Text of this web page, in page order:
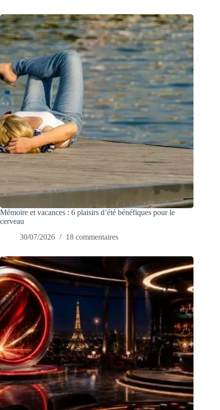
Mémoire et vacances : 6 plaisirs d’été bénéfiques pour le
cerveau
30/07/2026
18 commentaires